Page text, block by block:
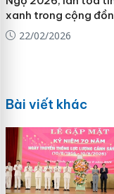
xanh trong cộng
22/02/2026
Bài viết khác